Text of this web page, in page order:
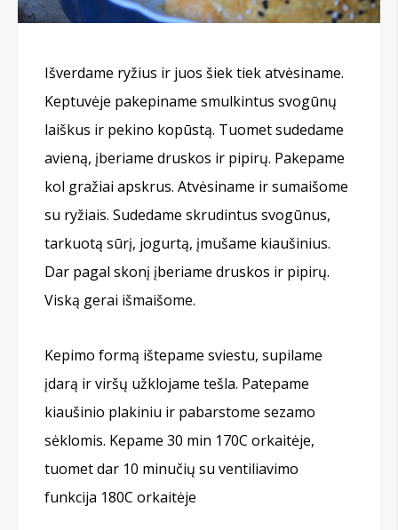
Išverdame ryžius ir juos šiek tiek atvėsiname.
Keptuvėje pakepiname smulkintus svogūnų
laiškus ir pekino kopūstą. Tuomet sudedame
avieną, įberiame druskos ir pipirų. Pakepame
kol gražiai apskrus. Atvėsiname ir sumaišome
su ryžiais. Sudedame skrudintus svogūnus,
tarkuotą sūrį, jogurtą, įmušame kiaušinius.
Dar pagal skonį įberiame druskos ir pipirų.
Viską gerai išmaišome.
Kepimo formą ištepame sviestu, supilame
įdarą ir viršų užklojame tešla. Patepame
kiaušinio plakiniu ir pabarstome sezamo
sėklomis. Kepame 30 min 170C orkaitėje,
tuomet dar 10 minučių su ventiliavimo
funkcija 180C orkaitėje